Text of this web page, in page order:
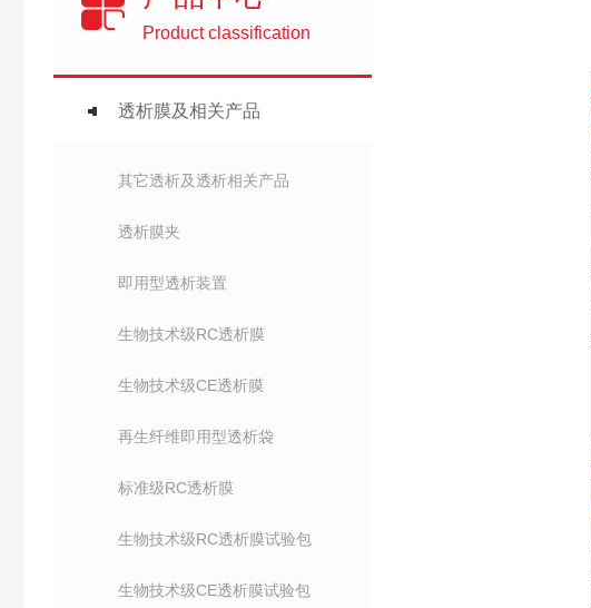
Product classification
透析膜及相关产品
其它透析及透析相关产品
透析膜夹
即用型透析装置
生物技术级RC透析膜
生物技术级CE透析膜
再生纤维即用型透析袋
标准级RC透析膜
生物技术级RC透析膜试验包
生物技术级CE透析膜试验包